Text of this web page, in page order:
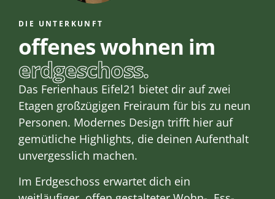
DIE UNTERKUNFT
offenes wohnen im
erdgeschoss.
Das Ferienhaus Eifel21 bietet dir auf zwei
Etagen großzügigen Freiraum für bis zu neun
Personen. Modernes Design trifft hier auf
gemütliche Highlights, die deinen Aufenthalt
unvergesslich machen.
Im Erdgeschoss erwartet dich ein